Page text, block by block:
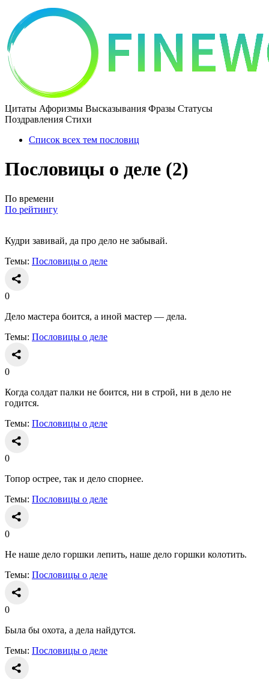
Цитаты Афоризмы Высказывания Фразы Статусы
Поздравления Стихи
Список всех тем пословиц
Пословицы о деле (2)
По времени
По рейтингу
Кудри завивай, да про дело не забывай.
Темы: Пословицы о деле
0
Дело мастера боится, а иной мастер — дела.
Темы: Пословицы о деле
0
Когда солдат палки не боится, ни в строй, ни в дело не
годится.
Темы: Пословицы о деле
0
Топор острее, так и дело спорнее.
Темы: Пословицы о деле
0
Не наше дело горшки лепить, наше дело горшки колотить.
Темы: Пословицы о деле
0
Была бы охота, а дела найдутся.
Темы: Пословицы о деле